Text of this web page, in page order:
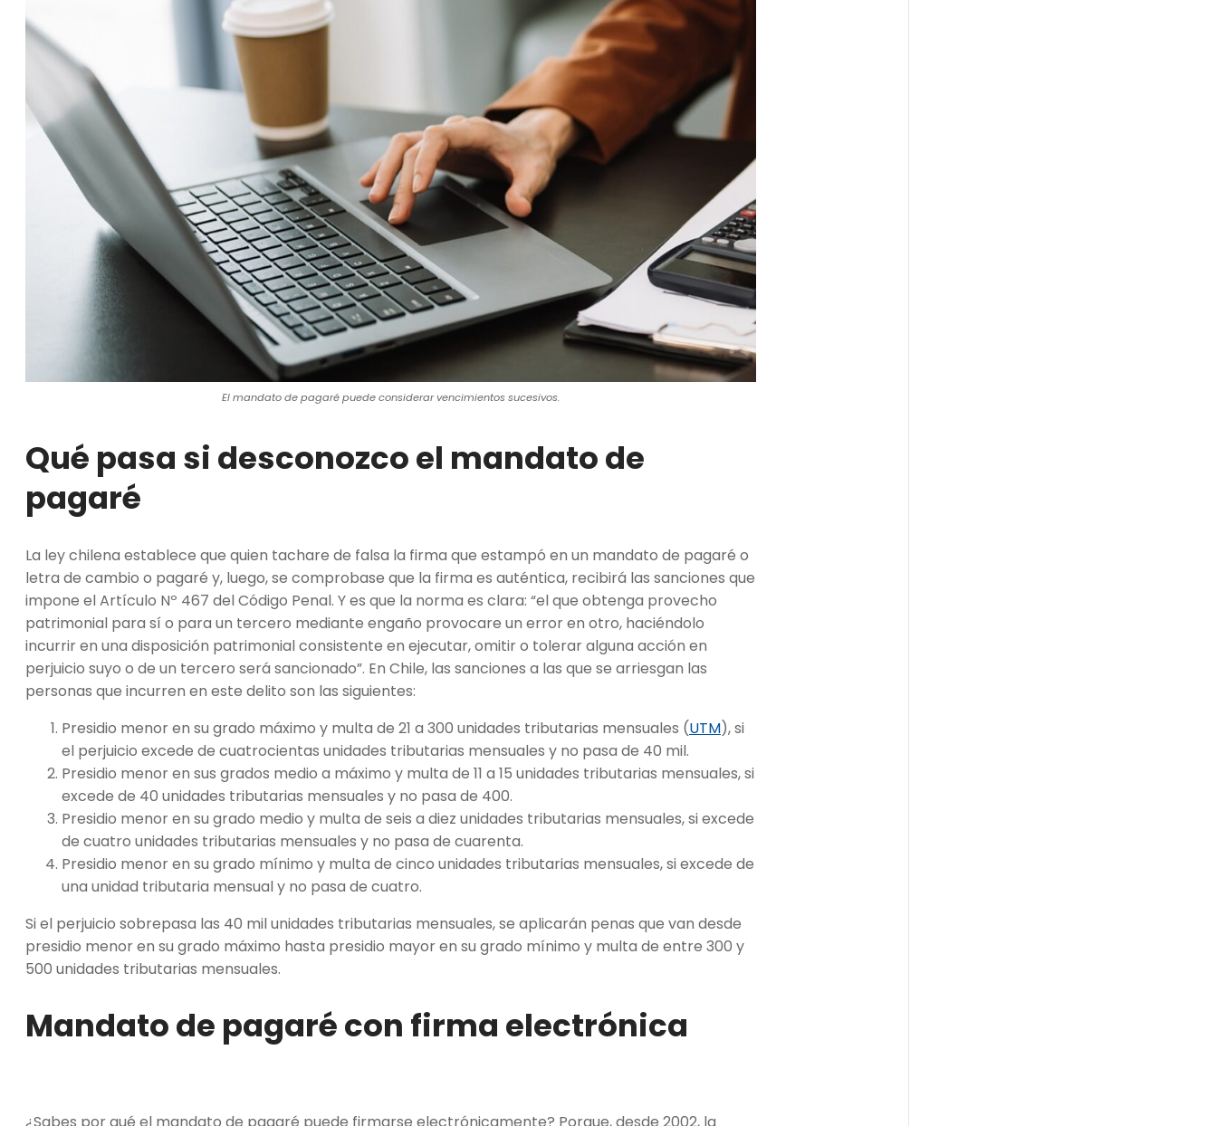
El mandato de pagaré puede considerar vencimientos sucesivos.
Qué pasa si desconozco el mandato de
pagaré
La ley chilena establece que quien tachare de falsa la firma que estampó en un mandato de pagaré o
letra de cambio o pagaré y, luego, se comprobase que la firma es auténtica, recibirá las sanciones que
impone el Artículo Nº 467 del Código Penal. Y es que la norma es clara: “el que obtenga provecho
patrimonial para sí o para un tercero mediante engaño provocare un error en otro, haciéndolo
incurrir en una disposición patrimonial consistente en ejecutar, omitir o tolerar alguna acción en
perjuicio suyo o de un tercero será sancionado”. En Chile, las sanciones a las que se arriesgan las
personas que incurren en este delito son las siguientes:
Presidio menor en su grado máximo y multa de 21 a 300 unidades tributarias mensuales (UTM), si
el perjuicio excede de cuatrocientas unidades tributarias mensuales y no pasa de 40 mil.
Presidio menor en sus grados medio a máximo y multa de 11 a 15 unidades tributarias mensuales, si
excede de 40 unidades tributarias mensuales y no pasa de 400.
Presidio menor en su grado medio y multa de seis a diez unidades tributarias mensuales, si excede
de cuatro unidades tributarias mensuales y no pasa de cuarenta.
Presidio menor en su grado mínimo y multa de cinco unidades tributarias mensuales, si excede de
una unidad tributaria mensual y no pasa de cuatro.
Si el perjuicio sobrepasa las 40 mil unidades tributarias mensuales, se aplicarán penas que van desde
presidio menor en su grado máximo hasta presidio mayor en su grado mínimo y multa de entre 300 y
500 unidades tributarias mensuales.
Mandato de pagaré con firma electrónica